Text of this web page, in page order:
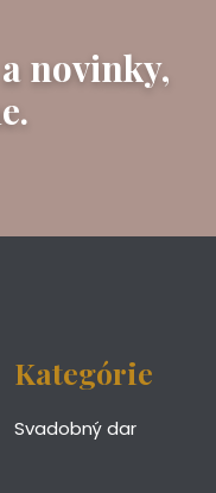
novinky,
Kategórie
Svadobný dar